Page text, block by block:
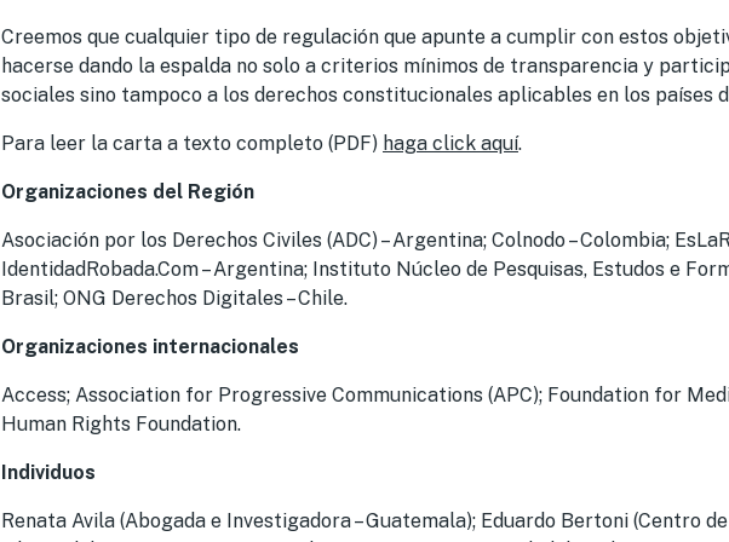
Creemos que cualquier tipo de regulación que apunte a cumplir con estos
hacerse dando la espalda no solo a criterios mínimos de transparencia y
sociales sino tampoco a los derechos constitucionales aplicables en los países
Para leer la carta a texto completo (PDF) haga click aquí.
Organizaciones del Región
Asociación por los Derechos Civiles (ADC) – Argentina; Colnodo – Colombia;
IdentidadRobada.Com – Argentina; Instituto Núcleo de Pesquisas, Estudos e
Brasil; ONG Derechos Digitales – Chile.
Organizaciones internacionales
Access; Association for Progressive Communications (APC); Foundation for
Human Rights Foundation.
Individuos
Renata Avila (Abogada e Investigadora – Guatemala); Eduardo Bertoni (Centro